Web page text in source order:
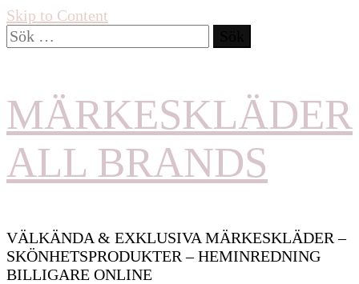
Skip to Content
Sök
efter:
MÄRKESKLÄDER
ALL BRANDS
VÄLKÄNDA & EXKLUSIVA MÄRKESKLÄDER –
SKÖNHETSPRODUKTER – HEMINREDNING
BILLIGARE ONLINE